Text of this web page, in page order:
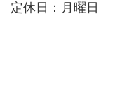
定休日：月曜日